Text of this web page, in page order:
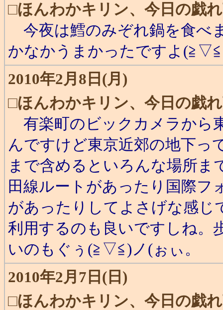
□ほんわかキリン、今日の戯
今夜は鱈のみぞれ鍋を食べ
かなかうまかったですよ
2010年2月8日(月)
□ほんわかキリン、今日の戯
有楽町のビックカメラから
んですけど東京近郊の地下っ
まで含めるといろんな場所ま
田線ルートがあったり国際フ
があったりしてよさげな感じ
利用するのも良いですしね。
いのもぐぅ(≧▽≦)ノ(ぉぃ。
2010年2月7日(日)
□ほんわかキリン、今日の戯